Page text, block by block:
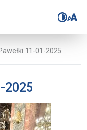
–
Pawełki 11-01-2025
2025